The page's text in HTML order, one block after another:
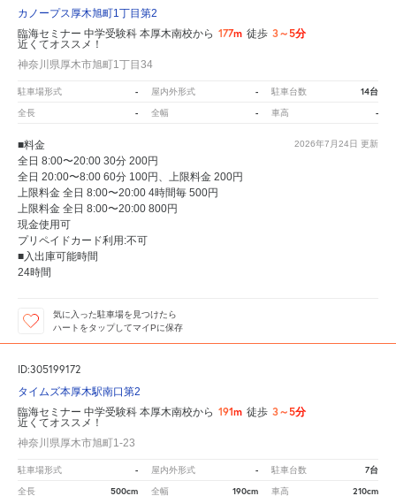
カノープス厚木旭町1丁目第2
臨海セミナー 中学受験科 本厚木南校から 177m 徒歩 3～5分
近くてオススメ！
神奈川県厚木市旭町1丁目34
駐車場形式 - 屋内外形式 - 駐車台数 14台
全長 - 全幅 - 車高 -
2026年7月24日 更新
■料金
全日 8:00〜20:00 30分 200円
全日 20:00〜8:00 60分 100円、上限料金 200円
上限料金 全日 8:00〜20:00 4時間毎 500円
上限料金 全日 8:00〜20:00 800円
現金使用可
プリペイドカード利用:不可
■入出庫可能時間
24時間
気に入った駐車場を見つけたら
ハートをタップしてマイPに保存
ID:305199172
タイムズ本厚木駅南口第2
臨海セミナー 中学受験科 本厚木南校から 191m 徒歩 3～5分
近くてオススメ！
神奈川県厚木市旭町1-23
駐車場形式 - 屋内外形式 - 駐車台数 7台
全長 500cm 全幅 190cm 車高 210cm